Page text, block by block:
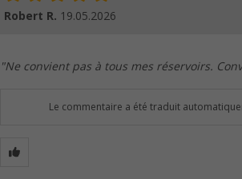
Robert R. 19.05.2026
"Ne convient pas à tous mes réservoirs.
Le commentaire a été traduit